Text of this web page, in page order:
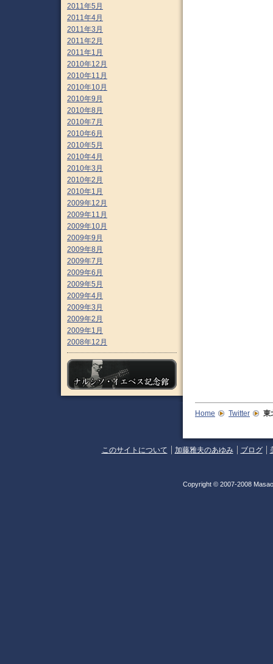
2011年5月
2011年4月
2011年3月
2011年2月
2011年1月
2010年12月
2010年11月
2010年10月
2010年9月
2010年8月
2010年7月
2010年6月
2010年5月
2010年4月
2010年3月
2010年2月
2010年1月
2009年12月
2009年11月
2009年10月
2009年9月
2009年8月
2009年7月
2009年6月
2009年5月
2009年4月
2009年3月
2009年2月
2009年1月
2008年12月
Home Twitter 東
このサイトについて 加藤雅夫のあゆみ ブログ
Copyright © 2007-2008